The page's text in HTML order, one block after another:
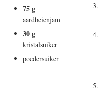
75 g
aardbeienjam
30 g
kristalsuiker
poedersuiker